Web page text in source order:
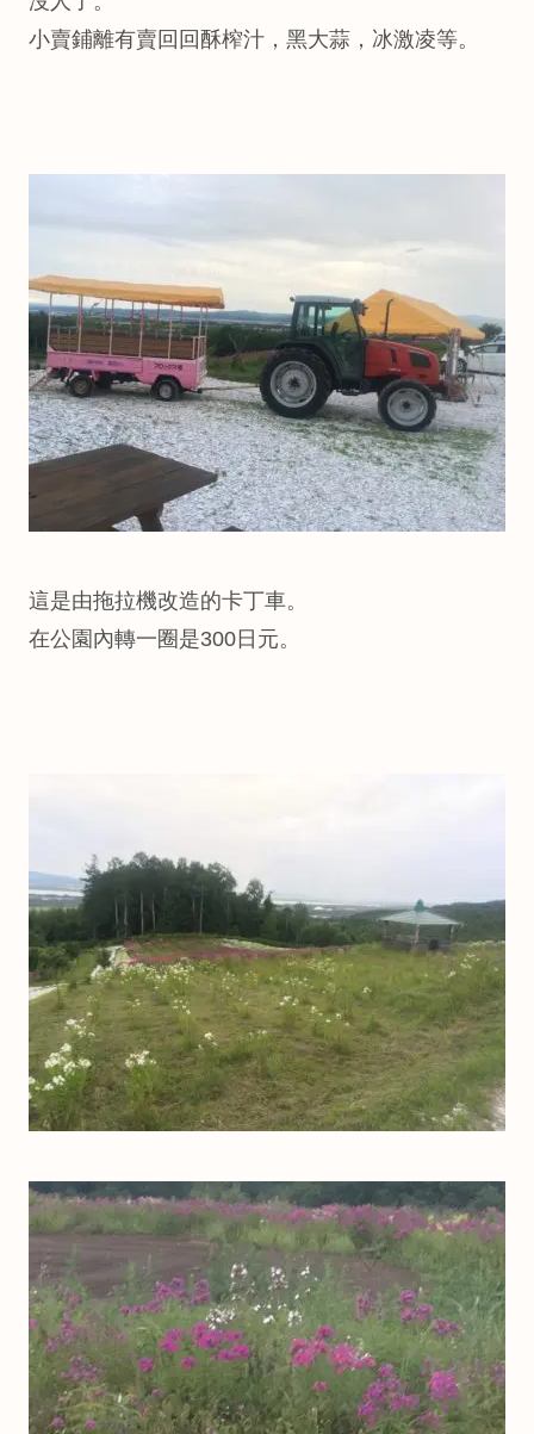
小賣鋪離有賣回回酥榨汁，黑大蒜，冰激凌等。
這是由拖拉機改造的卡丁車。
在公園內轉一圈是300日元。